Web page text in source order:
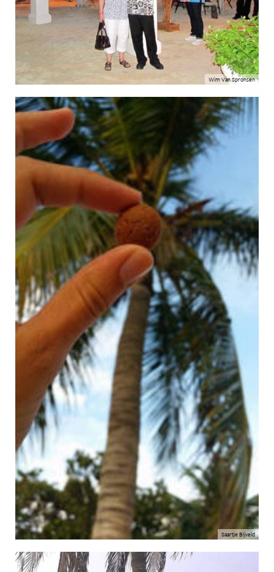
Wim Van Spronsen
Saartje Bijveld